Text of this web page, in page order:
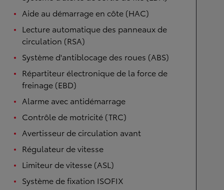
Aide au démarrage en côte (HAC)
Lecture automatique des panneaux de
circulation (RSA)
Système d'antiblocage des roues (ABS)
Répartiteur électronique de la force de
freinage (EBD)
Alarme avec antidémarrage
Contrôle de motricité (TRC)
Avertisseur de circulation avant
Régulateur de vitesse
Limiteur de vitesse (ASL)
Système de fixation ISOFIX